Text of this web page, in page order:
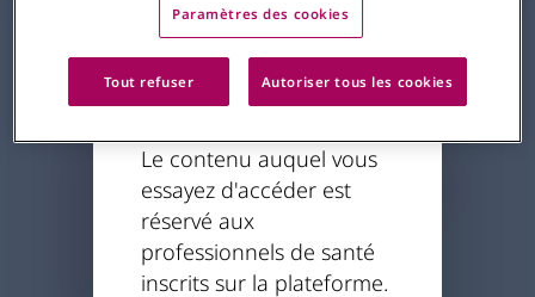
Retour à la page d'accueil
Le contenu auquel vous
essayez d'accéder est
réservé aux
professionnels de santé
inscrits sur la plateforme.
Comment j'ai sauvé des vies
Et si une vie pouvait en sauver
six ? Le court métrage
raconte l’histoire d’Emma, une
jeune donneuse d’organes, pour
sensibiliser les jeunes et leurs
familles à l’importance d’en
Paramètres des cookies
Tout refuser Autoriser tous les cookies